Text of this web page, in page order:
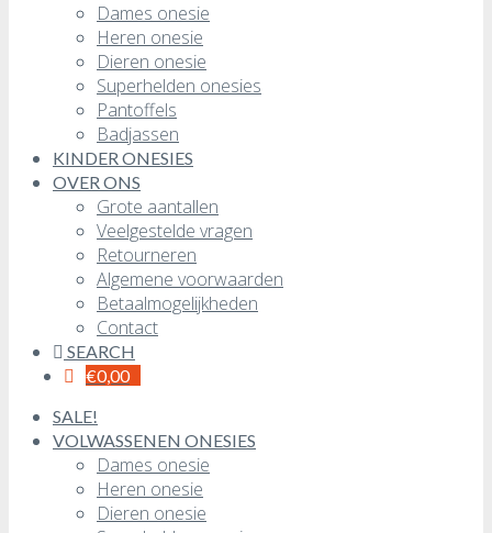
Dames onesie
Heren onesie
Dieren onesie
Superhelden onesies
Pantoffels
Badjassen
KINDER ONESIES
OVER ONS
Grote aantallen
Veelgestelde vragen
Retourneren
Algemene voorwaarden
Betaalmogelijkheden
Contact
SEARCH
€0,00
SALE!
VOLWASSENEN ONESIES
Dames onesie
Heren onesie
Dieren onesie